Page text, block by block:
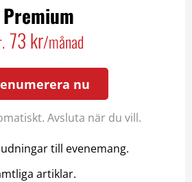
Premium
73 kr/månad
nu
Avsluta när du vill.
till evenemang.
artiklar.